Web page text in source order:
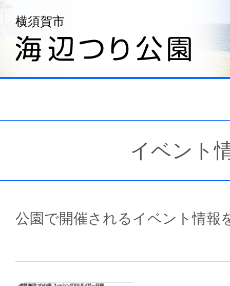
横須賀市
イベント
公園で開催されるイベント情報